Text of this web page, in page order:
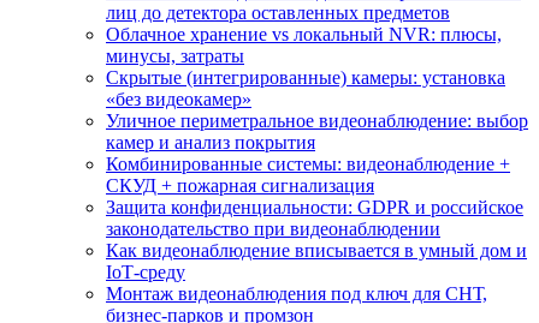
лиц до детектора оставленных предметов
Облачное хранение vs локальный NVR: плюсы,
минусы, затраты
Скрытые (интегрированные) камеры: установка
«без видеокамер»
Уличное периметральное видеонаблюдение: выбор
камер и анализ покрытия
Комбинированные системы: видеонаблюдение +
СКУД + пожарная сигнализация
Защита конфиденциальности: GDPR и российское
законодательство при видеонаблюдении
Как видеонаблюдение вписывается в умный дом и
IoT‑среду
Монтаж видеонаблюдения под ключ для СНТ,
бизнес‑парков и промзон